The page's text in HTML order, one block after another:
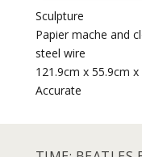
Sculpture
Papier mache and
steel wire
121.9cm x 55.9cm x
Accurate